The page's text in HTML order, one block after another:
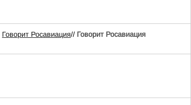
Говорит Росавиация// Говорит Росавиация